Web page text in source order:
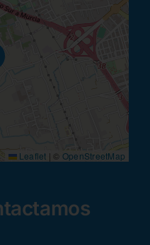
Leaflet | © OpenStreetMap